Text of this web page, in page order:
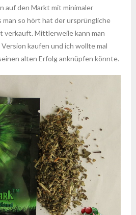
auf den Markt mit minimaler
man so hört hat der ursprüngliche
verkauft. Mittlerweile kann man
kaufen und ich wollte mal
alten Erfolg anknüpfen könnte.